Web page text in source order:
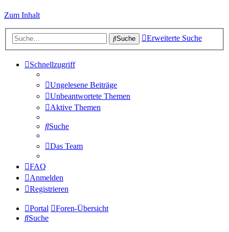
Zum Inhalt
Suche Erweiterte Suche
Schnellzugriff
Ungelesene Beiträge
Unbeantwortete Themen
Aktive Themen
Suche
Das Team
FAQ
Anmelden
Registrieren
Portal
Foren-Übersicht
Suche